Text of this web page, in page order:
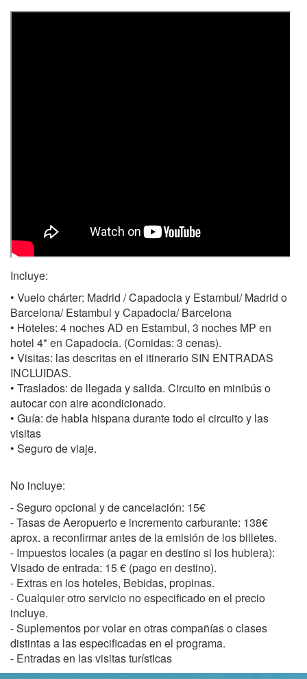
Incluye:
• Vuelo chárter: Madrid / Capadocia y Estambul/ Madrid o
Barcelona/ Estambul y Capadocia/ Barcelona
• Hoteles: 4 noches AD en Estambul, 3 noches MP en
hotel 4* en Capadocia. (Comidas: 3 cenas).
• Visitas: las descritas en el itinerario SIN ENTRADAS
INCLUIDAS.
• Traslados: de llegada y salida. Circuito en minibús o
autocar con aire acondicionado.
• Guía: de habla hispana durante todo el circuito y las
visitas
• Seguro de viaje.
No incluye:
- Seguro opcional y de cancelación: 15€
- Tasas de Aeropuerto e incremento carburante: 138€
aprox. a reconfirmar antes de la emisión de los billetes.
- Impuestos locales (a pagar en destino si los hubiera):
Visado de entrada: 15 € (pago en destino).
- Extras en los hoteles, Bebidas, propinas.
- Cualquier otro servicio no especificado en el precio
incluye.
- Suplementos por volar en otras compañías o clases
distintas a las especificadas en el programa.
- Entradas en las visitas turísticas